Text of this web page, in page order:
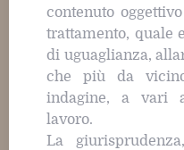
contenuto
trattamento, quale
di uguaglianza,
che più da
indagine, a vari
lavoro.
La